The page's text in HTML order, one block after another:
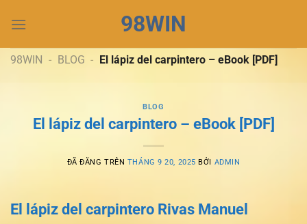
đến
dung
98WIN
98WIN - BLOG - El lápiz del carpintero – eBook [PDF]
BLOG
El lápiz del carpintero – eBook [PDF]
ĐÃ ĐĂNG TRÊN THÁNG 9 20, 2025 BỞI ADMIN
El lápiz del carpintero Rivas Manuel